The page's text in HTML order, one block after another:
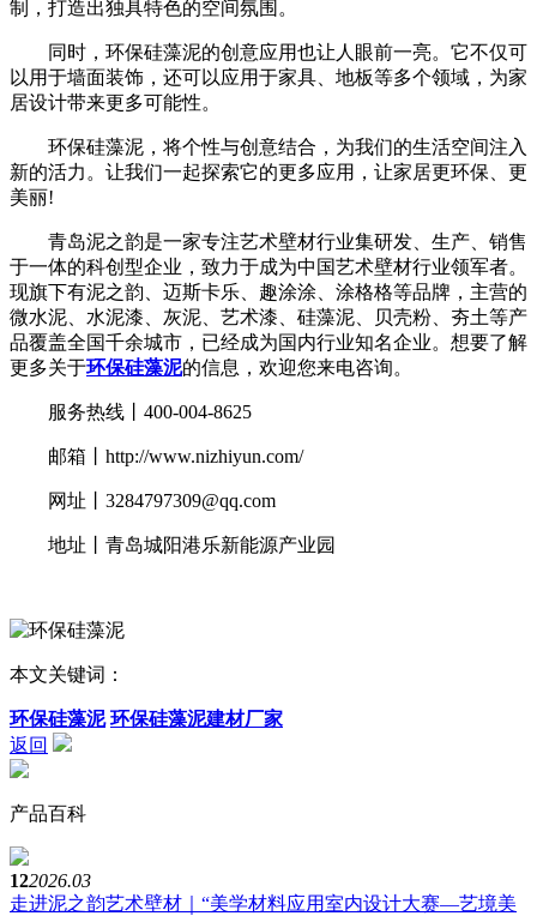
制，打造出独具特色的空间氛围。
同时，环保硅藻泥的创意应用也让人眼前一亮。它不仅可
以用于墙面装饰，还可以应用于家具、地板等多个领域，为家
居设计带来更多可能性。
环保硅藻泥，将个性与创意结合，为我们的生活空间注入
新的活力。让我们一起探索它的更多应用，让家居更环保、更
美丽!
青岛泥之韵是一家专注艺术壁材行业集研发、生产、销售
于一体的科创型企业，致力于成为中国艺术壁材行业领军者。
现旗下有泥之韵、迈斯卡乐、趣涂涂、涂格格等品牌，主营的
微水泥、水泥漆、灰泥、艺术漆、硅藻泥、贝壳粉、夯土等产
品覆盖全国千余城市，已经成为国内行业知名企业。想要了解
更多关于环保硅藻泥的信息，欢迎您来电咨询。
服务热线丨400-004-8625
邮箱丨http://www.nizhiyun.com/
网址丨3284797309@qq.com
地址丨青岛城阳港乐新能源产业园
本文关键词：
环保硅藻泥 环保硅藻泥建材厂家
返回
产品百科
122026.03
走进泥之韵艺术壁材｜“美学材料应用室内设计大赛—艺境美